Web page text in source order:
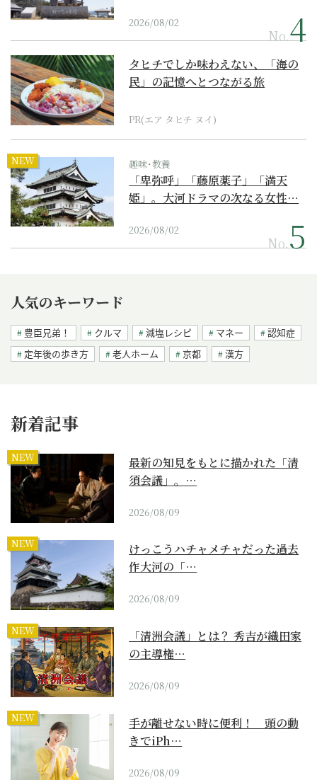
2026/08/02
No.
タヒチでしか味わえない、「海の
民」の記憶へとつながる旅
PR(エア タヒチ ヌイ)
NEW 趣味･教養
「卑弥呼」「藤原薬子」「満天
姫」。大河ドラマの次なる女性…
2026/08/02
No.
人気のキーワード
豊臣兄弟！ クルマ 減塩レシピ マネー
認知症
定年後の歩き方
老人ホーム 京都 漢方
新着記事
NEW
最新の知見をもとに描かれた「清
須会議」。…
2026/08/09
NEW
けっこうハチャメチャだった過去
作大河の「…
2026/08/09
NEW
「清洲会議」とは？ 秀吉が織田家
の主導権…
2026/08/09
NEW
手が離せない時に便利！ 頭の動
きでiPh…
2026/08/09